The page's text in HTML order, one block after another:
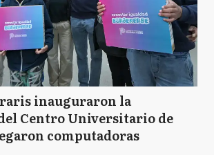
inauguraron la
Centro Universitario de
computadoras